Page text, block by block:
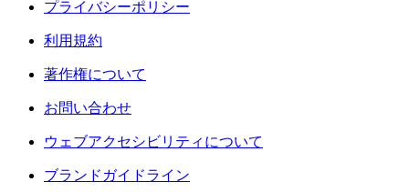
プライバシーポリシー
利用規約
著作権について
お問い合わせ
ウェブアクセシビリティについて
ブランドガイドライン